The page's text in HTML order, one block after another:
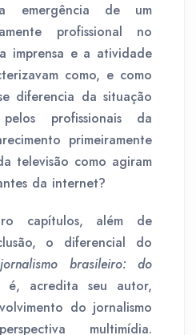
emergência de um
profissional no
imprensa e a atividade
como, e como
diferencia da situação
profissionais da
primeiramente
televisão como agiram
da internet?
capítulos, além de
o diferencial do
brasileiro: do
é, acredita seu autor,
do jornalismo
multimídia.